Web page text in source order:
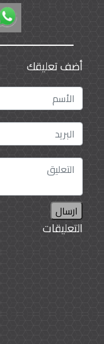
أضف تعليقك
ارسال
التعليقات